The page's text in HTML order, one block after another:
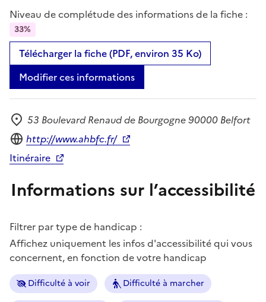
Niveau de complétude des informations de la fiche :
33%
Télécharger la fiche (PDF, environ 35 Ko)
Modifier ces informations
Adresse
53 Boulevard Renaud de Bourgogne 90000 Belfort
Site internet
http://www.ahbfc.fr/
Itinéraire
Informations sur l’accessibilité
Filtrer par type de handicap :
Affichez uniquement les infos d'accessibilité qui vous
concernent, en fonction de votre handicap
Difficulté à voir Difficulté à marcher